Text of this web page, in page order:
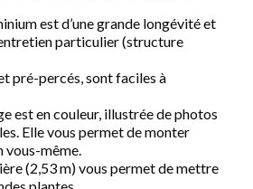
est d’une grande longévité et
particulier (structure
pré-percés, sont faciles à
est en couleur, illustrée de photos
Elle vous permet de monter
même.
(2,53 m) vous permet de mettre
plantes.